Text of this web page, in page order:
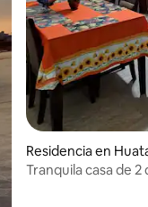
Residencia en
Tranquila casa de